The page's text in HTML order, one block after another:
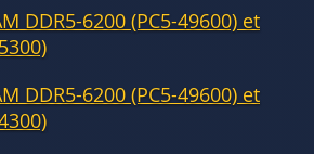
DDR5-6200 (PC5-49600) et
DDR5-6200 (PC5-49600) et